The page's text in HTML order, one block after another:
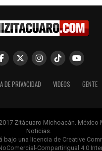
vacuna contra el sida
9 julio, 2018
DE PRIVACIDAD VIDEOS GENTE
Zitácuaro Michoacán. México
Noticias.
bajo una licencia de Creative
CompartirIgual 4.0